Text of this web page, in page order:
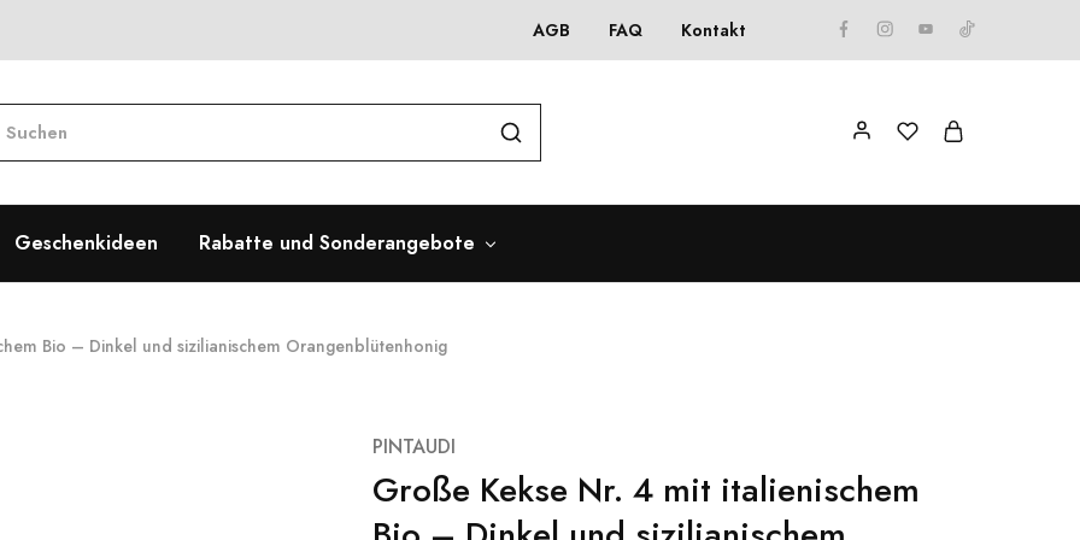
AGB FAQ Kontakt
Geschenkideen Rabatte und Sonderangebote
Bio – Dinkel und sizilianischem Orangenblütenhonig
PINTAUDI
Große Kekse Nr. 4 mit italienischem